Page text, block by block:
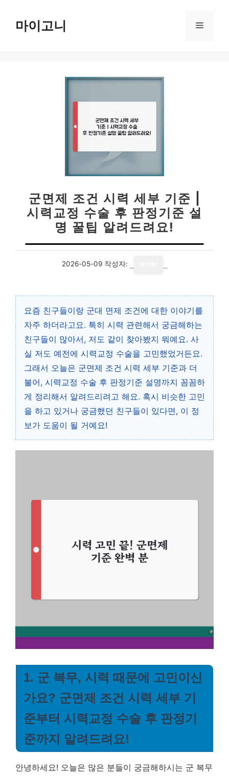
마이고니 메
군면제 조건 시력 세부 기준 |
시력교정 수술 후 판정기준 설
명 꿀팁 알려드려요!
2026-05-09 작성자:
요즘 친구들이랑 군대 면제 조건에 대한 이야기를
자주 하더라고요. 특히 시력 관련해서 궁금해하는
친구들이 많아서, 저도 같이 찾아봤지 뭐예요. 사
실 저도 예전에 시력교정 수술을 고민했었거든요.
그래서 오늘은 군면제 조건 시력 세부 기준과 더
불어, 시력교정 수술 후 판정기준 설명까지 꼼꼼하
게 정리해서 알려드리려고 해요. 혹시 비슷한 고민
을 하고 있거나 궁금했던 친구들이 있다면, 이 정
보가 도움이 될 거예요!
1. 군 복무, 시력 때문에 고민이신
가요? 군면제 조건 시력 세부 기
준부터 시력교정 수술 후 판정기
준까지 알려드려요!
안녕하세요! 오늘은 많은 분들이 궁금해하시는 군 복무